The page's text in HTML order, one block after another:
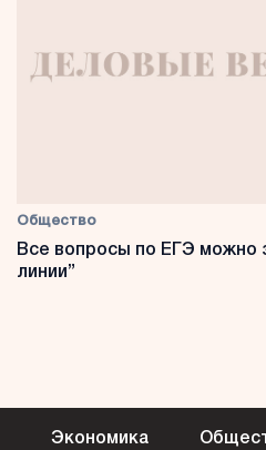
Общество
Все вопросы по ЕГЭ можно
линии”
Экономика